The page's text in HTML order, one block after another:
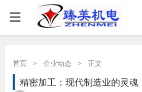
首页 > 企业动态 > 正文
精密加工：现代制造业的灵魂